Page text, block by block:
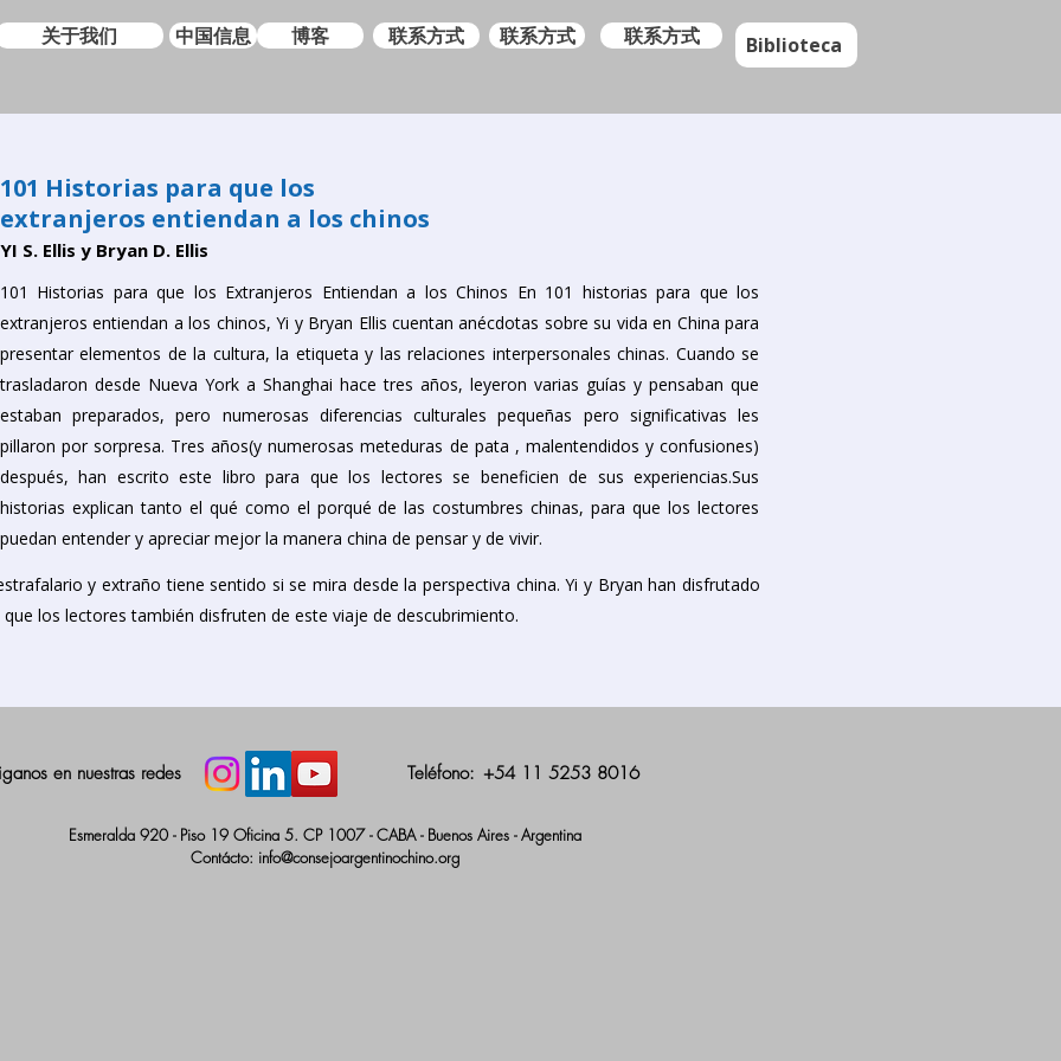
关于我们 中国信息 博客 联系方式 联系方式 联系方式 Biblioteca
101 Historias para que los
extranjeros entiendan a los chinos
YI S. Ellis y Bryan D. Ellis
101 Historias para que los Extranjeros Entiendan a los Chinos En 101 historias para que los
extranjeros entiendan a los chinos, Yi y Bryan Ellis cuentan anécdotas sobre su vida en China para
presentar elementos de la cultura, la etiqueta y las relaciones interpersonales chinas. Cuando se
trasladaron desde Nueva York a Shanghai hace tres años, leyeron varias guías y pensaban que
estaban preparados, pero numerosas diferencias culturales pequeñas pero significativas les
pillaron por sorpresa. Tres años(y numerosas meteduras de pata , malentendidos y confusiones)
después, han escrito este libro para que los lectores se beneficien de sus experiencias.Sus
historias explican tanto el qué como el porqué de las costumbres chinas, para que los lectores
puedan entender y apreciar mejor la manera china de pensar y de vivir.
y extraño tiene sentido si se mira desde la perspectiva china. Yi y Bryan han disfrutado
los lectores también disfruten de este viaje de descubrimiento.
en nuestras redes Teléfono: +54 11 5253 8016
Esmeralda 920 - Piso 19 Oficina 5. CP 1007 - CABA - Buenos Aires - Argentina
Contácto: info@consejoargentinochino.org